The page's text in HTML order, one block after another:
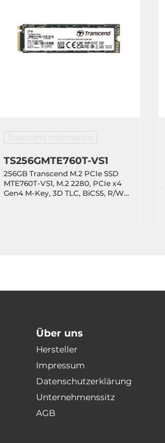
TS256GMTE760T-VS1
256GB Transcend M.2 PCIe SSD
MTE760T-VS1, M.2 2280, PCIe x4
Gen4 M-Key, 3D TLC, BiCS5, R/W
Über uns
Hersteller
Impressum
Datenschutzerklärung
Unternehmenssitz
AGB